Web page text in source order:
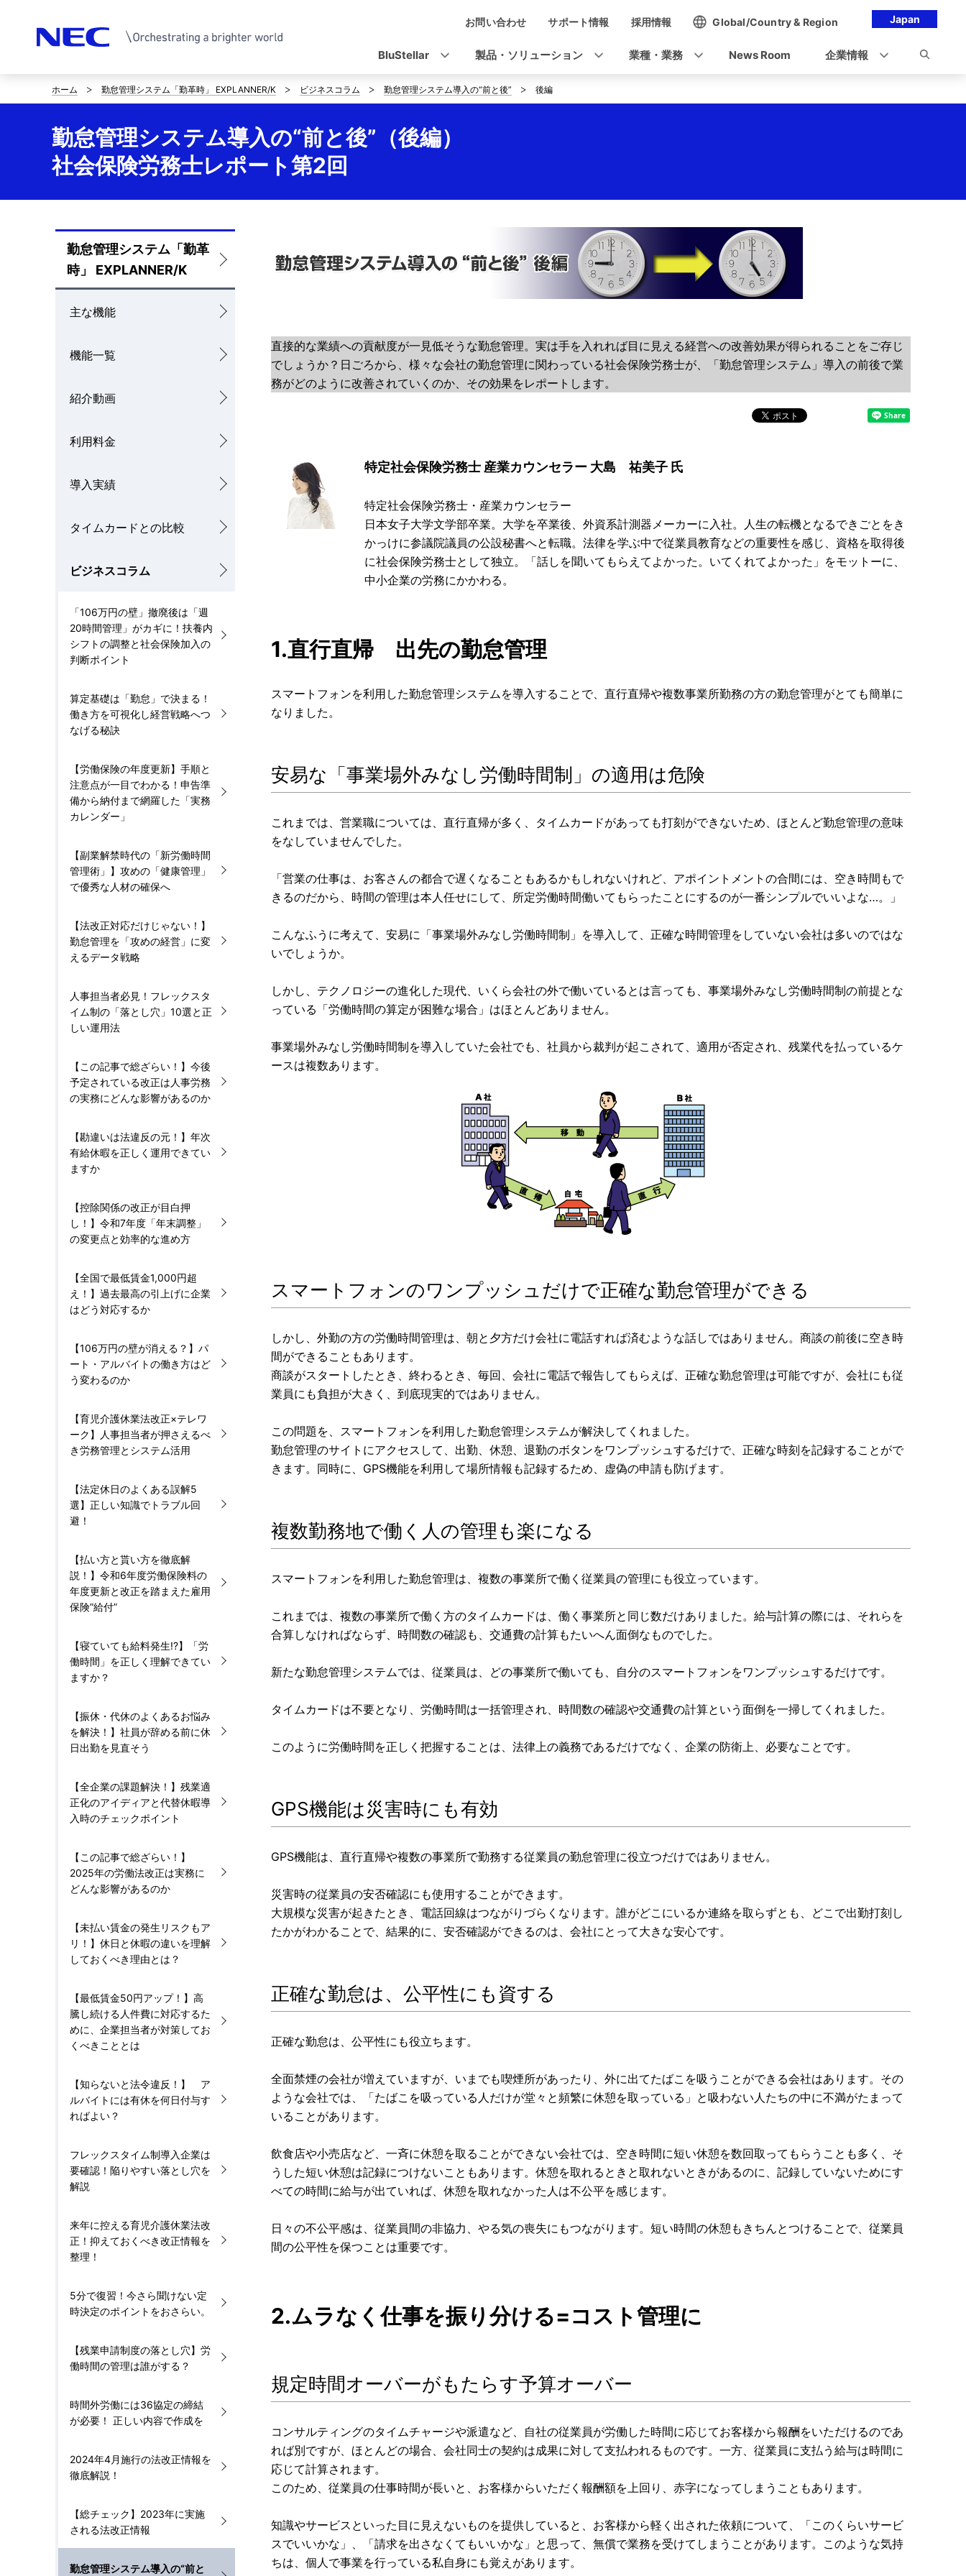
Japan
ゲ
ー
シ
お問い合わせ サポート情報 採用情報 Global/Country & Region
BluStellar 製品・ソリューション 業種・業務 News Room 企業情報
サ
イ
ト
内
現
在
位
ホーム 勤怠管理システム「勤革時」 EXPLANNER/K ビジネスコラム 勤怠管理システム導入の“前と後” 後編
勤怠管理システム導入の“前と後”（後編）
社会保険労務士レポート第2回
ロ
ー
カ
ビ
シ
ン
勤怠管理システム「勤革
時」 EXPLANNER/K
主な機能
機能一覧
紹介動画
利用料金
導入実績
タイムカードとの比較
ビジネスコラム
「106万円の壁」撤廃後は「週
20時間管理」がカギに！扶養内
シフトの調整と社会保険加入の
判断ポイント
算定基礎は「勤怠」で決まる！
働き方を可視化し経営戦略へつ
なげる秘訣
【労働保険の年度更新】手順と
注意点が一目でわかる！申告準
備から納付まで網羅した「実務
カレンダー」
【副業解禁時代の「新労働時間
管理術」】攻めの「健康管理」
で優秀な人材の確保へ
【法改正対応だけじゃない！】
勤怠管理を「攻めの経営」に変
えるデータ戦略
人事担当者必見！フレックスタ
イム制の「落とし穴」10選と正
しい運用法
【この記事で総ざらい！】今後
予定されている改正は人事労務
の実務にどんな影響があるのか
【勘違いは法違反の元！】年次
有給休暇を正しく運用できてい
ますか
【控除関係の改正が目白押
し！】令和7年度「年末調整」
の変更点と効率的な進め方
【全国で最低賃金1,000円超
え！】過去最高の引上げに企業
はどう対応するか
【106万円の壁が消える？】パ
ート・アルバイトの働き方はど
う変わるのか
【育児介護休業法改正×テレワ
ーク】人事担当者が押さえるべ
き労務管理とシステム活用
【法定休日のよくある誤解5
選】正しい知識でトラブル回
避！
【払い方と貰い方を徹底解
説！】令和6年度労働保険料の
年度更新と改正を踏まえた雇用
保険”給付”
【寝ていても給料発生!?】「労
働時間」を正しく理解できてい
ますか？
【振休・代休のよくあるお悩み
を解決！】社員が辞める前に休
日出勤を見直そう
【全企業の課題解決！】残業適
正化のアイディアと代替休暇導
入時のチェックポイント
【この記事で総ざらい！】
2025年の労働法改正は実務に
どんな影響があるのか
【未払い賃金の発生リスクもア
リ！】休日と休暇の違いを理解
しておくべき理由とは？
【最低賃金50円アップ！】高
騰し続ける人件費に対応するた
めに、企業担当者が対策してお
くべきこととは
【知らないと法令違反！】 ア
ルバイトには有休を何日付与す
ればよい？
フレックスタイム制導入企業は
要確認！陥りやすい落とし穴を
解説
来年に控える育児介護休業法改
正！抑えておくべき改正情報を
整理！
5分で復習！今さら聞けない定
時決定のポイントをおさらい。
【残業申請制度の落とし穴】労
働時間の管理は誰がする？
時間外労働には36協定の締結
が必要！ 正しい内容で作成を
2024年4月施行の法改正情報を
徹底解説！
【総チェック】2023年に実施
される法改正情報
勤怠管理システム導入の“前と
直接的な業績への貢献度が一見低そうな勤怠管理。実は手を入れれば目に見える経営への改善効果が得られることをご存じ
でしょうか？日ごろから、様々な会社の勤怠管理に関わっている社会保険労務士が、「勤怠管理システム」導入の前後で業
務がどのように改善されていくのか、その効果をレポートします。
特定社会保険労務士 産業カウンセラー 大島 祐美子 氏
特定社会保険労務士・産業カウンセラー
日本女子大学文学部卒業。大学を卒業後、外資系計測器メーカーに入社。人生の転機となるできごとをき
かっけに参議院議員の公設秘書へと転職。法律を学ぶ中で従業員教育などの重要性を感じ、資格を取得後
に社会保険労務士として独立。「話しを聞いてもらえてよかった。いてくれてよかった」をモットーに、
中小企業の労務にかかわる。
1.直行直帰 出先の勤怠管理
スマートフォンを利用した勤怠管理システムを導入することで、直行直帰や複数事業所勤務の方の勤怠管理がとても簡単に
なりました。
安易な「事業場外みなし労働時間制」の適用は危険
これまでは、営業職については、直行直帰が多く、タイムカードがあっても打刻ができないため、ほとんど勤怠管理の意味
をなしていませんでした。
「営業の仕事は、お客さんの都合で遅くなることもあるかもしれないけれど、アポイントメントの合間には、空き時間もで
きるのだから、時間の管理は本人任せにして、所定労働時間働いてもらったことにするのが一番シンプルでいいよな…。」
こんなふうに考えて、安易に「事業場外みなし労働時間制」を導入して、正確な時間管理をしていない会社は多いのではな
いでしょうか。
しかし、テクノロジーの進化した現代、いくら会社の外で働いているとは言っても、事業場外みなし労働時間制の前提とな
っている「労働時間の算定が困難な場合」はほとんどありません。
事業場外みなし労働時間制を導入していた会社でも、社員から裁判が起こされて、適用が否定され、残業代を払っているケ
ースは複数あります。
スマートフォンのワンプッシュだけで正確な勤怠管理ができる
しかし、外勤の方の労働時間管理は、朝と夕方だけ会社に電話すれば済むような話しではありません。商談の前後に空き時
間ができることもあります。
商談がスタートしたとき、終わるとき、毎回、会社に電話で報告してもらえば、正確な勤怠管理は可能ですが、会社にも従
業員にも負担が大きく、到底現実的ではありません。
この問題を、スマートフォンを利用した勤怠管理システムが解決してくれました。
勤怠管理のサイトにアクセスして、出勤、休憩、退勤のボタンをワンプッシュするだけで、正確な時刻を記録することがで
きます。同時に、GPS機能を利用して場所情報も記録するため、虚偽の申請も防げます。
複数勤務地で働く人の管理も楽になる
スマートフォンを利用した勤怠管理は、複数の事業所で働く従業員の管理にも役立っています。
これまでは、複数の事業所で働く方のタイムカードは、働く事業所と同じ数だけありました。給与計算の際には、それらを
合算しなければならず、時間数の確認も、交通費の計算もたいへん面倒なものでした。
新たな勤怠管理システムでは、従業員は、どの事業所で働いても、自分のスマートフォンをワンプッシュするだけです。
タイムカードは不要となり、労働時間は一括管理され、時間数の確認や交通費の計算という面倒を一掃してくれました。
このように労働時間を正しく把握することは、法律上の義務であるだけでなく、企業の防衛上、必要なことです。
GPS機能は災害時にも有効
GPS機能は、直行直帰や複数の事業所で勤務する従業員の勤怠管理に役立つだけではありません。
災害時の従業員の安否確認にも使用することができます。
大規模な災害が起きたとき、電話回線はつながりづらくなります。誰がどこにいるか連絡を取らずとも、どこで出勤打刻し
たかがわかることで、結果的に、安否確認ができるのは、会社にとって大きな安心です。
正確な勤怠は、公平性にも資する
正確な勤怠は、公平性にも役立ちます。
全面禁煙の会社が増えていますが、いまでも喫煙所があったり、外に出てたばこを吸うことができる会社はあります。その
ような会社では、「たばこを吸っている人だけが堂々と頻繁に休憩を取っている」と吸わない人たちの中に不満がたまって
いることがあります。
飲食店や小売店など、一斉に休憩を取ることができない会社では、空き時間に短い休憩を数回取ってもらうことも多く、そ
うした短い休憩は記録につけないこともあります。休憩を取れるときと取れないときがあるのに、記録していないためにす
べての時間に給与が出ていれば、休憩を取れなかった人は不公平を感じます。
日々の不公平感は、従業員間の非協力、やる気の喪失にもつながります。短い時間の休憩もきちんとつけることで、従業員
間の公平性を保つことは重要です。
2.ムラなく仕事を振り分ける=コスト管理に
規定時間オーバーがもたらす予算オーバー
コンサルティングのタイムチャージや派遣など、自社の従業員が労働した時間に応じてお客様から報酬をいただけるのであ
れば別ですが、ほとんどの場合、会社同士の契約は成果に対して支払われるものです。一方、従業員に支払う給与は時間に
応じて計算されます。
このため、従業員の仕事時間が長いと、お客様からいただく報酬額を上回り、赤字になってしまうこともあります。
知識やサービスといった目に見えないものを提供していると、お客様から軽く出された依頼について、「このくらいサービ
スでいいかな」、「請求を出さなくてもいいかな」と思って、無償で業務を受けてしまうことがあります。このような気持
ちは、個人で事業を行っている私自身にも覚えがあります。